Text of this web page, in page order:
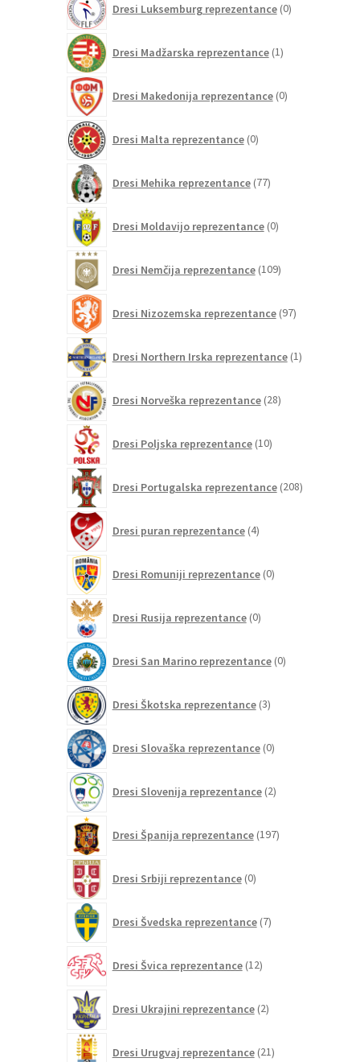
Dresi Luksemburg reprezentance 0izdelkov
Dresi Madžarska reprezentance 1izdelek
Dresi Makedonija reprezentance 0izdelkov
Dresi Malta reprezentance 0izdelkov
Dresi Mehika reprezentance 77izdelkov
Dresi Moldavijo reprezentance 0izdelkov
Dresi Nemčija reprezentance 109izdelkov
Dresi Nizozemska reprezentance 97izdelkov
Dresi Northern Irska reprezentance 1izdelek
Dresi Norveška reprezentance 28izdelkov
Dresi Poljska reprezentance 10izdelkov
Dresi Portugalska reprezentance 208izdelkov
Dresi puran reprezentance 4izdelki
Dresi Romuniji reprezentance 0izdelkov
Dresi Rusija reprezentance 0izdelkov
Dresi San Marino reprezentance 0izdelkov
Dresi Škotska reprezentance 3izdelki
Dresi Slovaška reprezentance 0izdelkov
Dresi Slovenija reprezentance 2izdelka
Dresi Španija reprezentance 197izdelkov
Dresi Srbiji reprezentance 0izdelkov
Dresi Švedska reprezentance 7izdelkov
Dresi Švica reprezentance 12izdelkov
Dresi Ukrajini reprezentance 2izdelka
Dresi Urugvaj reprezentance 21